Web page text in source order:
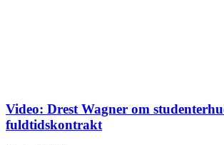
Video: Drest Wagner om
fuldtidskontrakt